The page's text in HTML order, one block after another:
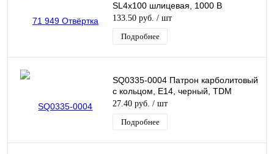
SL4x100 шлицевая, 1000 В
133.50 руб. / шт
Подробнее
SQ0335-0004 Патрон карболитовый
с кольцом, Е14, черный, TDM
27.40 руб. / шт
Подробнее